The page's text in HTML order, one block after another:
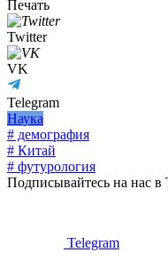
Печать
Twitter
VK
Telegram
Наука
# демография
# Китай
# футурология
Подписывайтесь на нас
Telegram